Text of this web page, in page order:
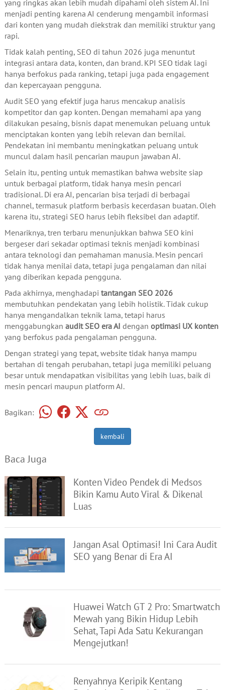
yang ringkas akan lebih mudah dipahami oleh sistem AI. Ini
menjadi penting karena AI cenderung mengambil informasi
dari konten yang mudah diekstrak dan memiliki struktur yang
rapi.
Tidak kalah penting, SEO di tahun 2026 juga menuntut
integrasi antara data, konten, dan brand. KPI SEO tidak lagi
hanya berfokus pada ranking, tetapi juga pada engagement
dan kepercayaan pengguna.
Audit SEO yang efektif juga harus mencakup analisis
kompetitor dan gap konten. Dengan memahami apa yang
dilakukan pesaing, bisnis dapat menemukan peluang untuk
menciptakan konten yang lebih relevan dan bernilai.
Pendekatan ini membantu meningkatkan peluang untuk
muncul dalam hasil pencarian maupun jawaban AI.
Selain itu, penting untuk memastikan bahwa website siap
untuk berbagai platform, tidak hanya mesin pencari
tradisional. Di era AI, pencarian bisa terjadi di berbagai
channel, termasuk platform berbasis kecerdasan buatan. Oleh
karena itu, strategi SEO harus lebih fleksibel dan adaptif.
Menariknya, tren terbaru menunjukkan bahwa SEO kini
bergeser dari sekadar optimasi teknis menjadi kombinasi
antara teknologi dan pemahaman manusia. Mesin pencari
tidak hanya menilai data, tetapi juga pengalaman dan nilai
yang diberikan kepada pengguna.
Pada akhirnya, menghadapi tantangan SEO 2026
membutuhkan pendekatan yang lebih holistik. Tidak cukup
hanya mengandalkan teknik lama, tetapi harus
menggabungkan audit SEO era AI dengan optimasi UX konten
yang berfokus pada pengalaman pengguna.
Dengan strategi yang tepat, website tidak hanya mampu
bertahan di tengah perubahan, tetapi juga memiliki peluang
besar untuk mendapatkan visibilitas yang lebih luas, baik di
mesin pencari maupun platform AI.
Bagikan:
kembali
Baca Juga
Konten Video Pendek di Medsos
Bikin Kamu Auto Viral & Dikenal
Luas
Jangan Asal Optimasi! Ini Cara Audit
SEO yang Benar di Era AI
Huawei Watch GT 2 Pro: Smartwatch
Mewah yang Bikin Hidup Lebih
Sehat, Tapi Ada Satu Kekurangan
Mengejutkan!
Renyahnya Keripik Kentang